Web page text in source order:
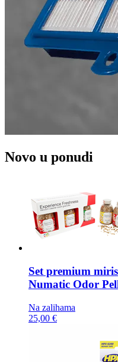
Novo u ponudi
Set premium
Numatic Odor
Na zalihama
25,00 €